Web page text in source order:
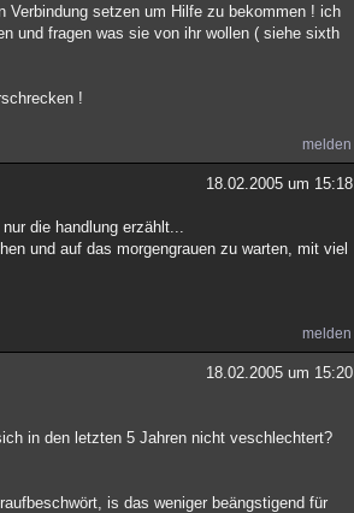
setzen um Hilfe zu bekommen ! ich
und fragen was sie von ihr wollen ( siehe sixth
!
melden
18.02.2005 um 15:18
die handlung erzählt...
und auf das morgengrauen zu warten, mit viel
melden
18.02.2005 um 15:20
in den letzten 5 Jahren nicht veschlechtert?
is das weniger beängstigend für